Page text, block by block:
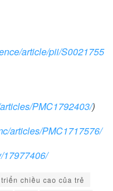
article/pii/S0021755
PMC1792403/)
articles/PMC1717576/
17977406/
chiều cao của trẻ